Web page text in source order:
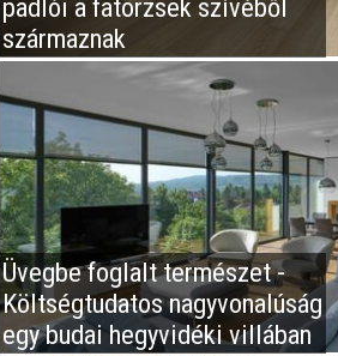
padlói a fatörzsek szívéből
származnak
Üvegbe foglalt természet -
Költségtudatos nagyvonalúság
egy budai hegyvidéki villában